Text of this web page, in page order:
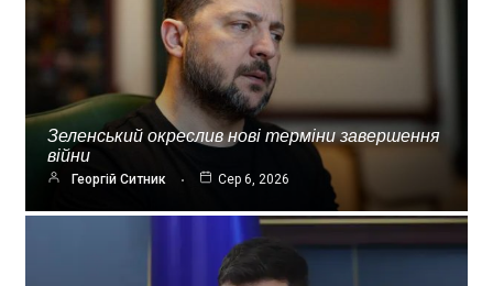
Зеленський окреслив нові терміни завершення
війни
Георгій Ситник Сер 6, 2026